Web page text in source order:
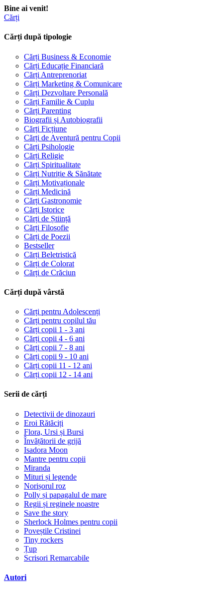
Bine ai venit!
Cărți
Cărți după tipologie
Cărți Business & Economie
Cărți Educație Financiară
Cărți Antreprenoriat
Cărți Marketing & Comunicare
Cărți Dezvoltare Personală
Cărți Familie & Cuplu
Cărți Parenting
Biografii și Autobiografii
Cărți Ficțiune
Cărți de Aventură pentru Copii
Cărți Psihologie
Cărți Religie
Cărți Spiritualitate
Cărți Nutriție & Sănătate
Cărți Motivaționale
Cărți Medicină
Cărți Gastronomie
Cărți Istorice
Cărți de Știință
Cărți Filosofie
Cărți de Poezii
Bestseller
Cărți Beletristică
Cărți de Colorat
Cărți de Crăciun
Cărți după vârstă
Cărți pentru Adolescenți
Cărți pentru copilul tău
Cărți copii 1 - 3 ani
Cărți copii 4 - 6 ani
Cărți copii 7 - 8 ani
Cărți copii 9 - 10 ani
Cărți copii 11 - 12 ani
Cărți copii 12 - 14 ani
Serii de cărți
Detectivii de dinozauri
Eroi Rătăciți
Flora, Ursi și Bursi
Învățătorii de grijă
Isadora Moon
Mantre pentru copii
Miranda
Mituri și legende
Norișorul roz
Polly și papagalul de mare
Regii și reginele noastre
Save the story
Sherlock Holmes pentru copii
Poveștile Cristinei
Tiny rockers
Țup
Scrisori Remarcabile
Autori